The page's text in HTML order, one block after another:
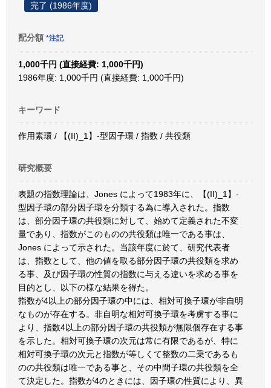
完了 (1986年度)
配分額 *注記
1,000千円 (直接経費: 1,000千円)
1986年度: 1,000千円 (直接経費: 1,000千円)
キーワード
作用素環 / 【(II)_1】-型因子環 / 指数 / 共役類
研究概要
表題の指数理論は、Jones によって1983年に、【(II)_1】-
型因子環の部分因子環を分類する為に導入された。指数
は、部分因子環の共役類に対して、始めて定義された不変
量であり、指数がこのものの共役類は唯一である事は、
Jones によって示された。当該年度に於て、研究代表者
は、指数として、他の値を取る部分因子環の共役類を求め
る事、及び因子環の性質の指数に与える違いを求める事を
目的とし、以下の様な結果を得た。
指数が4以上の部分因子環の中には、相対可換子環が非自明
なものが存在する。非自明な相対可換子環を考虜する事に
より、指数4以上の部分因子環の共役類が無限個存在する事
を示した。相対可換子環の次元は常に有限であるが、特に
相対可換子環の次元と指数が等しくて整数の二乗であるも
のの共役類は唯一である事と、その中間子環の共役類を全
て決定した。指数が4のときには、因子環の性質により、異